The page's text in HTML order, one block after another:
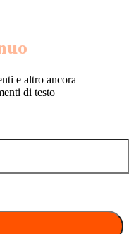
e altro ancora
di testo